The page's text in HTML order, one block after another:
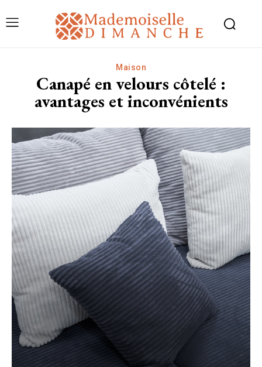
Maison
Canapé en velours côtelé :
avantages et inconvénients